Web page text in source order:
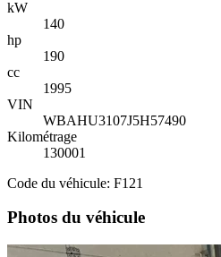
kW
140
hp
190
cc
1995
VIN
WBAHU3107J5H57490
Kilométrage
130001
Code du véhicule: F121
Photos du véhicule